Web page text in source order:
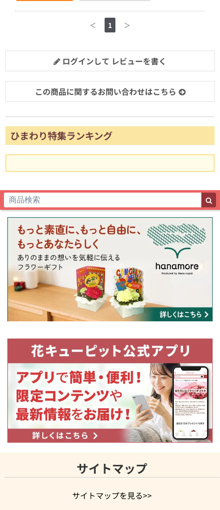
＜ 1 ＞
ログインして レビューを書く
この商品に関するお問い合わせはこちら
ひまわり特集ランキング
サイトマップ
サイトマップを見る>>